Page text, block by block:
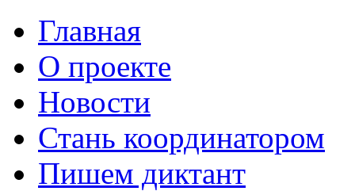
Главная
О проекте
Новости
Стань координатором
Пишем диктант